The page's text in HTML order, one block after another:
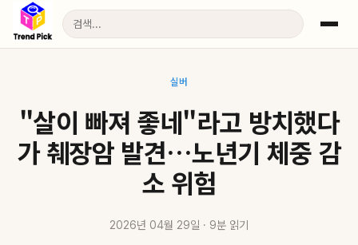
실버
"살이 빠져 좋네"라고 방치했다
가 췌장암 발견…노년기 체중 감
소 위험
2026년 04월 29일 · 9분 읽기